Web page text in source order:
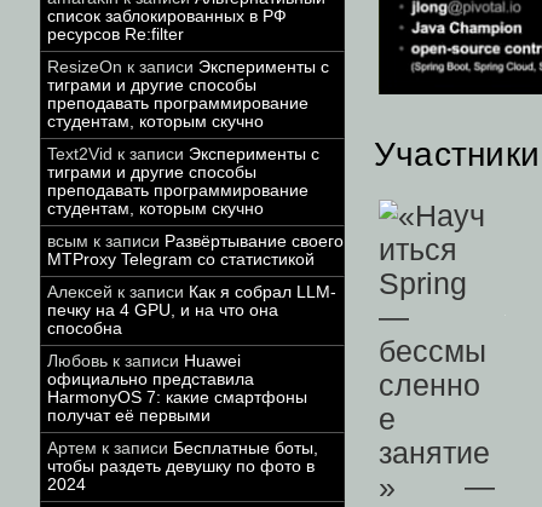
список заблокированных в РФ
ресурсов Re:filter
ResizeOn к записи Эксперименты с
тиграми и другие способы
преподавать программирование
студентам, которым скучно
Text2Vid к записи Эксперименты с
тиграми и другие способы
преподавать программирование
студентам, которым скучно
всым к записи Развёртывание своего
MTProxy Telegram со статистикой
Алексей к записи Как я собрал LLM-
печку на 4 GPU, и на что она
способна
Любовь к записи Huawei
официально представила
HarmonyOS 7: какие смартфоны
получат её первыми
Артем к записи Бесплатные боты,
чтобы раздеть девушку по фото в
2024
Участники